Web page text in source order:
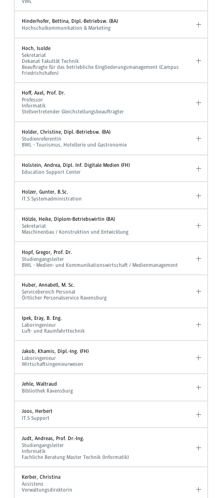
Hinderhofer, Bettina, Dipl.-Betriebsw. (BA)
Hochschulkommunikation & Marketing
Hoch, Isolde
Sekretariat
Dekanat Fakultät Technik
Beauftragte für das betriebliche Eingliederungsmanagement (Campus
Friedrichshafen)
Hoff, Axel, Prof. Dr.
Professor
Informatik
Stellvertretender Gleichstellungsbeauftragter
Holder, Christine, Dipl.-Betriebsw. (BA)
Studienreferentin
BWL - Tourismus, Hotellerie und Gastronomie
Holstein, Andrea, Dipl. Inf. Digitale Medien (FH)
Education Support Center
Holzer, Gunter, B.Sc.
IT.S Systemadministration
Hölzle, Heike, Diplom-Betriebswirtin (BA)
Sekretariat
Maschinenbau / Konstruktion und Entwicklung
Hopf, Gregor, Prof. Dr.
Studiengangsleiter
BWL - Medien- und Kommunikationswirtschaft / Medienmanagement
Huber, Annabell, M. Sc.
Servicebereich Personal
Örtlicher Personalservice Ravensburg
Ipek, Eray, B. Eng.
Laboringenieur
Luft- und Raumfahrttechnik
Jakob, Khamis, Dipl.-Ing. (FH)
Laboringenieur
Wirtschaftsingenieurwesen
Jehle, Waltraud
Bibliothek Ravensburg
Joos, Herbert
IT.S Support
Judt, Andreas, Prof. Dr.-Ing.
Studiengangsleiter
Informatik
Fachliche Beratung Master Technik (Informatik)
Kerber, Christina
Assistenz
Verwaltungsdirektorin